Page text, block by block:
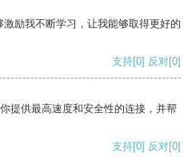
励我不断学习，让我能够取得更好的
支持[0] 反对[0]
提供最高速度和安全性的连接，并帮
支持[0] 反对[0]